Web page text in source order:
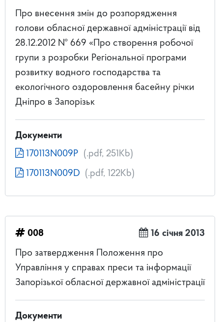
Про внесення змін до розпорядження
голови обласної державної адміністрації від
28.12.2012 № 669 «Про створення робочої
групи з розробки Регіональної програми
розвитку водного господарства та
екологічного оздоровлення басейну річки
Дніпро в Запорізьк
Документи
170113N009P (.pdf, 251Kb)
170113N009D (.pdf, 122Kb)
008
16 січня 2013
Про затвердження Положення про
Управління у справах преси та інформації
Запорізької обласної державної адміністрації
Документи